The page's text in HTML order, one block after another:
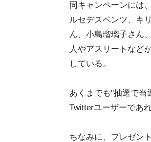
同キャンペーンには
ルセデスベンツ、キ
ん、小島瑠璃子さん
人やアスリートなど
している。
あくまでも"抽選で当
Twitterユーザーであ
ちなみに、プレゼン